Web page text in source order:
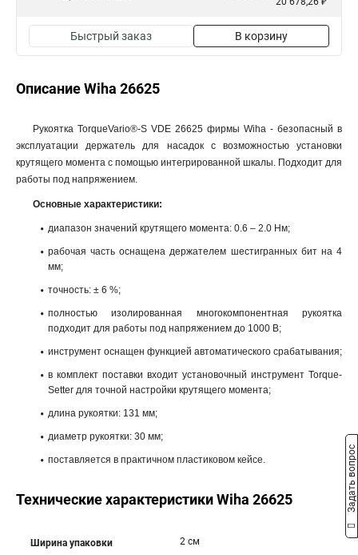
Быстрый заказ В корзину
Описание Wiha 26625
Рукоятка TorqueVario®-S VDE 26625 фирмы Wiha - безопасный в
эксплуатации держатель для насадок с возможностью установки
крутящего момента с помощью интегрированной шкалы. Подходит для
работы под напряжением.
Основные характеристики:
диапазон значений крутящего момента: 0.6 – 2.0 Нм;
рабочая часть оснащена держателем шестигранных бит на 4
мм;
точность: ± 6 %;
полностью изолированная многокомпонентная рукоятка
подходит для работы под напряжением до 1000 В;
инструмент оснащен функцией автоматического срабатывания;
в комплект поставки входит установочный инструмент Torque-
Setter для точной настройки крутящего момента;
длина рукоятки: 131 мм;
диаметр рукоятки: 30 мм;
поставляется в практичном пластиковом кейсе.
Технические характеристики Wiha 26625
Ширина упаковки 2 см
Задать вопрос